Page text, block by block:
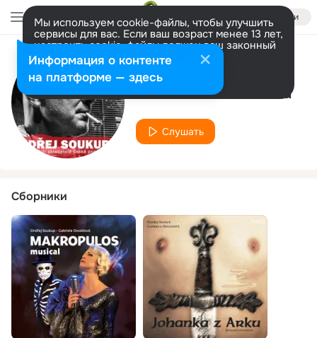
Войти
Мы используем cookie-файлы, чтобы улучшить
сервисы для вас. Если ваш возраст менее 13 лет,
настроить cookie-файлы должен ваш законный
представитель. Больше информации
Разрешить все Настроить
Исполнитель
Gabriela Osvaldová
Слушать
Сборники
Информация о контенте
на платформе — здесь